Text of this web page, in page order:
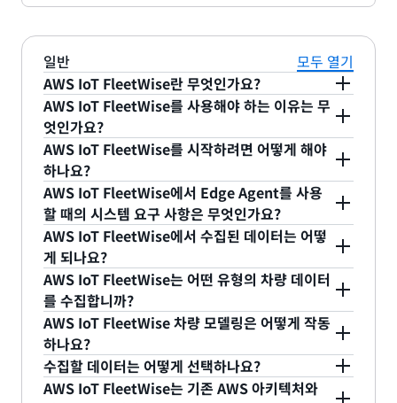
일반
모두 열기
AWS IoT FleetWise란 무엇인가요?
AWS IoT FleetWise는 차량 데이터를 효율적으로 수
집하고 클라우드에 정리하여 여러 대의 보유 차량(차
량 플릿)에 대한 인사이트를 얻을 수 있는 관리형 서
비스입니다. AWS IoT FleetWise를 통해 전송된 데
이터를 사용하여 차량 플릿 상태를 분석함으로써 잠
재적 유지 관리 문제를 파악하거나, 차량 내 인포테인
먼트 시스템을 더욱 스마트하게 만들거나, 분석 및 기
계 학습(ML)을 사용하여 자율 주행 및 첨단 운전자 지
원 시스템(ADAS)용 모델을 개선할 수 있습니다.
AWS IoT FleetWise를 사용해야 하는 이유는 무
엇인가요?
AWS IoT FleetWise를 사용하면 대규모 차량 플릿의
데이터를 복잡하지 않게 수집할 수 있습니다. 가상 차
량 모델링을 사용하여 차량 브랜드, 모델 및 부품 전
반에서 공통된 데이터 형식을 생성할 수 있기 때문에
플릿 전체의 데이터를 클라우드에서 간편하게 분석할
수 있습니다.
또한 AWS IoT FleetWise는 차량 데이터를 보다 지
능적으로 수집하여 클라우드에서 더 유용한 데이터에
액세스하는 데 도움이 됩니다. 정확히 필요한 데이터
를 클라우드로 전송하는 시간 기반 및 이벤트 기반 데
이터 수집 캠페인을 생성하여 데이터 관련성을 개선
AWS IoT FleetWise를 시작하려면 어떻게 해야
하나요?
먼저AWS 관리 콘솔에로그인합니다. 다음으로, 이
페이지의 설명서 탭에 나열된 시작 설명서를 확인하
십시오. 마지막으로, AWS IoT FleetWise로 차량을
모델링하고 데이터 수집 캠페인을 정의하여 구축을
시작합니다.
AWS IoT FleetWise에서 Edge Agent를 사용
할 때의 시스템 요구 사항은 무엇인가요?
AWS IoT FleetWise의 Edge Agent 참조 구현은 대
부분의 임베디드 Linux 기반 플랫폼에서 실행될 수
있습니다. Edge Agent 참조 구현이 포팅된 참조 하
드웨어의 예를 보려면파트너페이지를 방문하십시
오.개발자 안내서에는하드웨어를 구매하는 대신
AWS Graviton2에서 제공하는 Amazon Elastic
Compute Cloud (EC2) 인스턴스를 사용하여 가상
환경을 설정하는 방법에 대한 지침이 포함되어 있습
AWS IoT FleetWise에서 수집된 데이터는 어떻
게 되나요?
AWS IoT FleetWise를 통해 수집 및 수집된 데이터
는아마존 타임스트림 또는 아마존 심플 스토리지 서
비스 (Amazon S3) 와 같은 스토리지 리포지토리로
직접 이동합니다. AWS IoT FleetWise에서 수집된
데이터는 사용자가 소유하고 제어할 수 있습니다.
AWS IoT FleetWise는 어떤 유형의 차량 데이터
를 수집합니까?
AWS IoT FleetWise는 기존 CAN 기반 차량 센서
(예: 엔진 온도 또는 연료 압력) 뿐만 아니라 카메라,
레이더, 라이다와 같은 비전 센서를 포함하는 차량 하
AWS IoT FleetWise 차량 모델링은 어떻게 작동
하나요?
차량 모델은 차량의 센서 및 신호를 디지털 방식으로
수집할 데이터는 어떻게 선택하나요?
AWS IoT FleetWise는 기존 AWS 아키텍처와